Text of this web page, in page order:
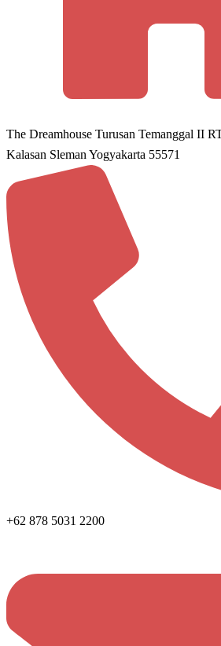
The Dreamhouse Turusan Temanggal II
Kalasan Sleman Yogyakarta 55571
+62 878 5031 2200